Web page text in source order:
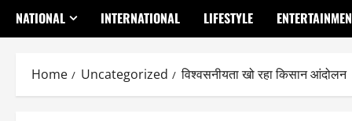
NATIONAL INTERNATIONAL LIFESTYLE
Home Uncategorized विश्वसनीयता खो रहा किसान आंदोलन